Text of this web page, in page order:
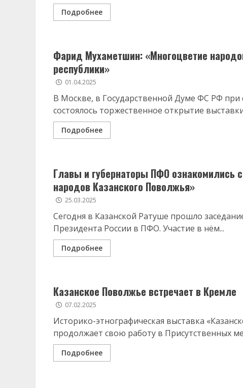
Подробнее
Фарид Мухаметшин: «Многоцветие
республики»
01.04.2025
В Москве, в Государственной Думе ФС РФ
состоялось торжественное открытие
Подробнее
Главы и губернаторы ПФО ознакомились
народов Казанского Поволжья»
25.03.2025
Сегодня в Казанской Ратуше прошло
Президента России в ПФО. Участие в нём...
Подробнее
Казанское Поволжье встречает в Кремле
07.02.2025
Историко-этнографическая выставка
продолжает свою работу в Присутственных
Подробнее